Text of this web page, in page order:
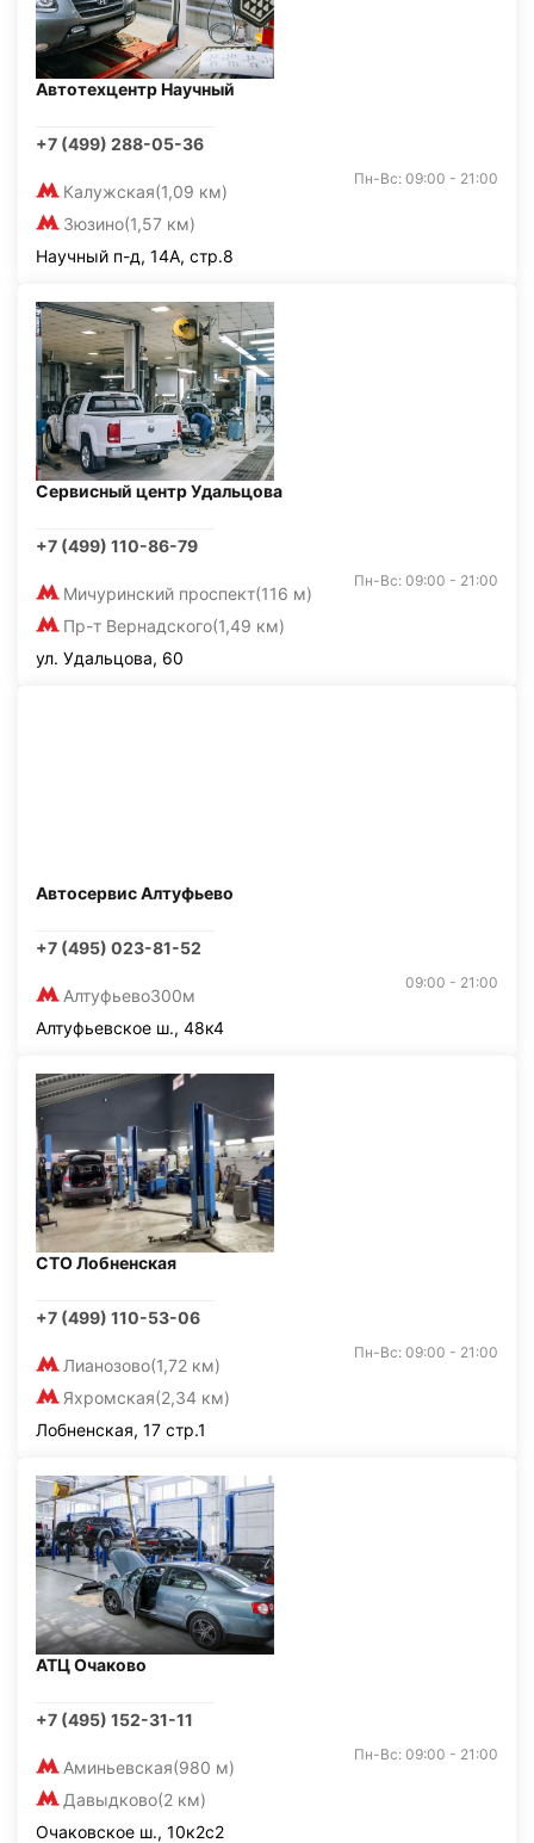
Автотехцентр Научный
+7 (499) 288-05-36
Калужская(1,09 км)
Зюзино(1,57 км)
Пн-Вс: 09:00 - 21:00
Научный п-д, 14А, стр.8
Сервисный центр Удальцова
+7 (499) 110-86-79
Мичуринский проспект(116 м)
Пр-т Вернадского(1,49 км)
Пн-Вс: 09:00 - 21:00
ул. Удальцова, 60
Автосервис Алтуфьево
+7 (495) 023-81-52
Алтуфьево300м
09:00 - 21:00
Алтуфьевское ш., 48к4
СТО Лобненская
+7 (499) 110-53-06
Лианозово(1,72 км)
Яхромская(2,34 км)
Пн-Вс: 09:00 - 21:00
Лобненская, 17 стр.1
АТЦ Очаково
+7 (495) 152-31-11
Аминьевская(980 м)
Давыдково(2 км)
Пн-Вс: 09:00 - 21:00
Очаковское ш., 10к2с2